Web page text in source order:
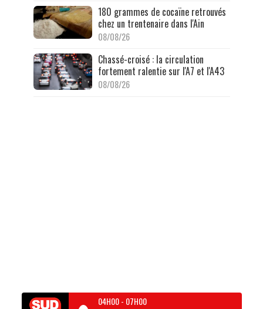
180 grammes de cocaïne retrouvés
chez un trentenaire dans l'Ain
08/08/26
Chassé-croisé : la circulation
fortement ralentie sur l'A7 et l'A43
08/08/26
04H00- 07H00